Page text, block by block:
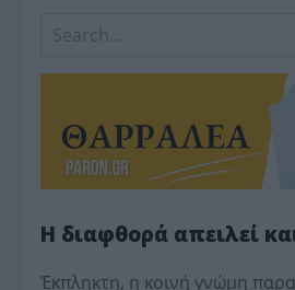
Η διαφθορά απειλεί
Έκπληκτη, η κοινή γνώμη